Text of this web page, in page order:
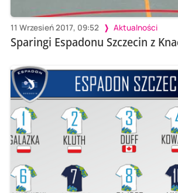
11 Wrzesień 2017, 09:52 Aktualności
Sparingi Espadonu Szczecin z